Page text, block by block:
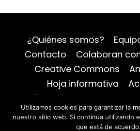
¿Quiénes somos?
Contacto
Colaboran
Creative Commons
Hoja informativa
Política de privacidad
Utilizamos cookies para garantizar la
nuestro sitio web. Si continúa utilizando
que está de acuerdo.